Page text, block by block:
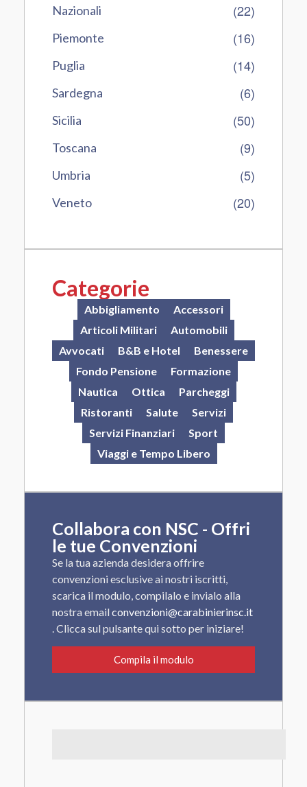
Nazionali (22)
Piemonte (16)
Puglia (14)
Sardegna (6)
Sicilia (50)
Toscana (9)
Umbria (5)
Veneto (20)
Categorie
Abbigliamento
Accessori
Articoli Militari
Automobili
Avvocati
B&B e Hotel
Benessere
Fondo Pensione
Formazione
Nautica
Ottica
Parcheggi
Ristoranti
Salute
Servizi
Servizi Finanziari
Sport
Viaggi e Tempo Libero
Collabora con NSC - Offri
le tue Convenzioni
Se la tua azienda desidera offrire
convenzioni esclusive ai nostri iscritti,
scarica il modulo, compilalo e invialo alla
nostra emailconvenzioni@carabinierinsc.it
. Clicca sul pulsante qui sotto per iniziare!
Compila il modulo